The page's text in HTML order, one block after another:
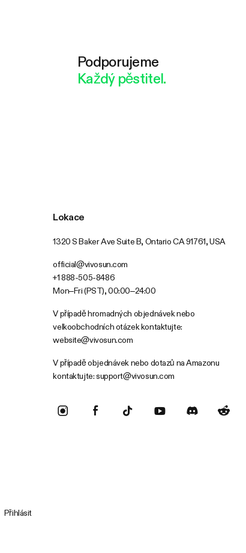
Podporujeme
Každý pěstitel.
Lokace
1320 S Baker Ave Suite B, Ontario CA 91761, USA
official@vivosun.com
+1 888-505-8486
Mon–Fri (PST), 00:00–24:00
V případě hromadných objednávek nebo
velkoobchodních otázek kontaktujte:
website@vivosun.com
V případě objednávek nebo dotazů na Amazonu
kontaktujte:support@vivosun.com
Přihlásit